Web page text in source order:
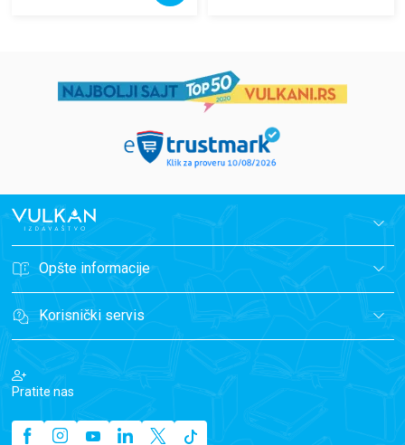
Opšte informacije
Korisnički servis
Pratite nas